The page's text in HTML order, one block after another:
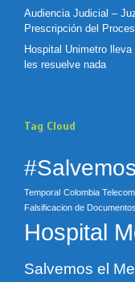
Audiencia Judicial –
Prescripción del
Hospital Unimetro
les resuelve nada
Tag Cloud
Temporal Colombia
Falsificacion de Documentos
Hospital
Salvemos el